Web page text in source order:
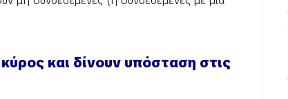
και δίνουν υπόσταση στις